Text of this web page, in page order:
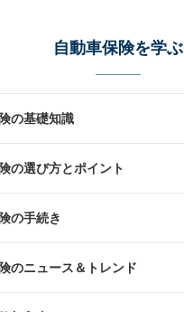
自動車保険を学ぶ
の基礎知識
の選び方とポイント
の手続き
のニュース＆トレンド